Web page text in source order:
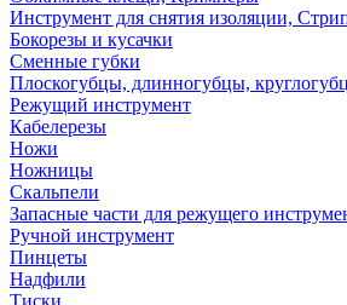
Инструмент для снятия изоляции,
Бокорезы и кусачки
Сменные губки
Плоскогубцы, длинногубцы,
Режущий инструмент
Кабелерезы
Ножи
Ножницы
Скальпели
Запасные части для режущего
Ручной инструмент
Пинцеты
Надфили
Тиски